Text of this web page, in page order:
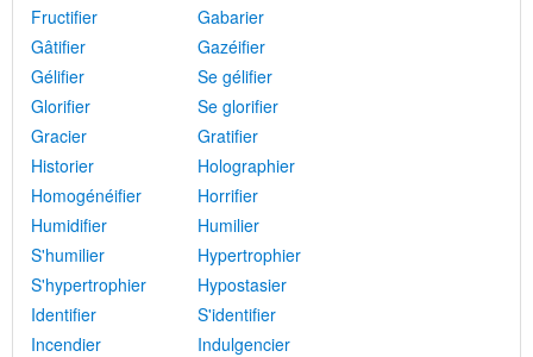
Fructifier
Gabarier
Gâtifier
Gazéifier
Gélifier
Se gélifier
Glorifier
Se glorifier
Gracier
Gratifier
Historier
Holographier
Homogénéifier
Horrifier
Humidifier
Humilier
S'humilier
Hypertrophier
S'hypertrophier
Hypostasier
Identifier
S'identifier
Incendier
Indulgencier